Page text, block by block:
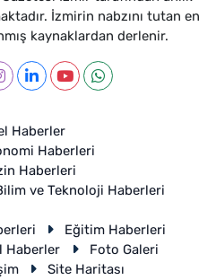
İzmirin nabzını tutan en
kaynaklardan derlenir.
Haberler
Haberleri
Haberleri
ve Teknoloji Haberleri
Eğitim Haberleri
Haberler
Foto Galeri
Site Haritası